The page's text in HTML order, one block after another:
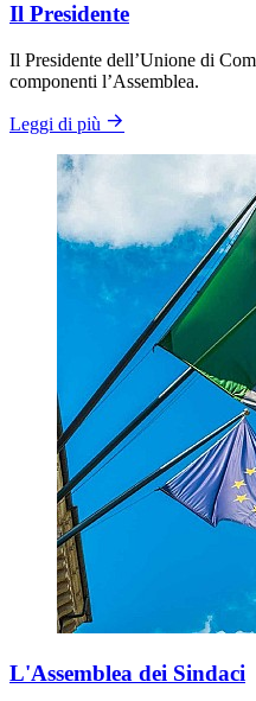
Il Presidente
Il Presidente dell’Unione di
componenti l’Assemblea.
Leggi di più
L'Assemblea dei Sindaci